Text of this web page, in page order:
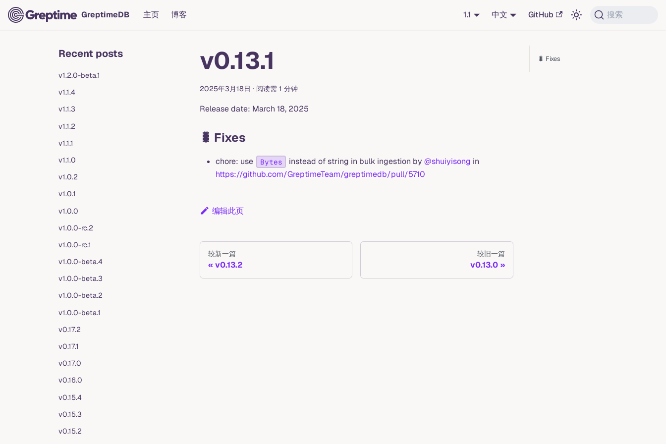
GreptimeDB 主页 博客 1.1 中文 GitHub 搜索
Recent posts
v1.2.0-beta.1
v1.1.4
v1.1.3
v1.1.2
v1.1.1
v1.1.0
v1.0.2
v1.0.1
v1.0.0
v1.0.0-rc.2
v1.0.0-rc.1
v1.0.0-beta.4
v1.0.0-beta.3
v1.0.0-beta.2
v1.0.0-beta.1
v0.17.2
v0.17.1
v0.17.0
v0.16.0
v0.15.4
v0.15.3
v0.15.2
v0.13.1
2025年3月18日 · 阅读需 1 分钟
Release date: March 18, 2025
🐛 Fixes
chore: use Bytes instead of string in bulk ingestion by@shuiyisong in
https://github.com/GreptimeTeam/greptimedb/pull/5710
编辑此页
较新一篇
v0.13.2
较旧一篇
v0.13.0
🐛 Fixes